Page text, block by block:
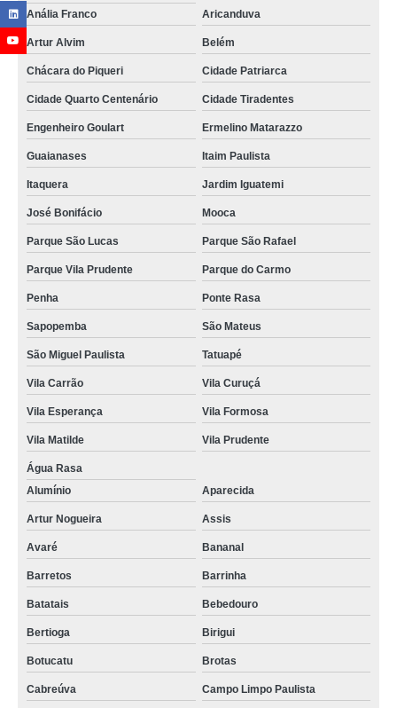
Anália Franco
Aricanduva
Artur Alvim Belém
Chácara do Piqueri Cidade Patriarca
Cidade Quarto Centenário Cidade Tiradentes
Engenheiro Goulart Ermelino Matarazzo
Guaianases Itaim Paulista
Itaquera Jardim Iguatemi
José Bonifácio Mooca
Parque São Lucas Parque São Rafael
Parque Vila Prudente Parque do Carmo
Penha Ponte Rasa
Sapopemba São Mateus
São Miguel Paulista Tatuapé
Vila Carrão Vila Curuçá
Vila Esperança Vila Formosa
Vila Matilde Vila Prudente
Água Rasa
Alumínio
Aparecida
Artur Nogueira Assis
Avaré Bananal
Barretos Barrinha
Batatais Bebedouro
Bertioga Birigui
Botucatu Brotas
Cabreúva Campo Limpo Paulista